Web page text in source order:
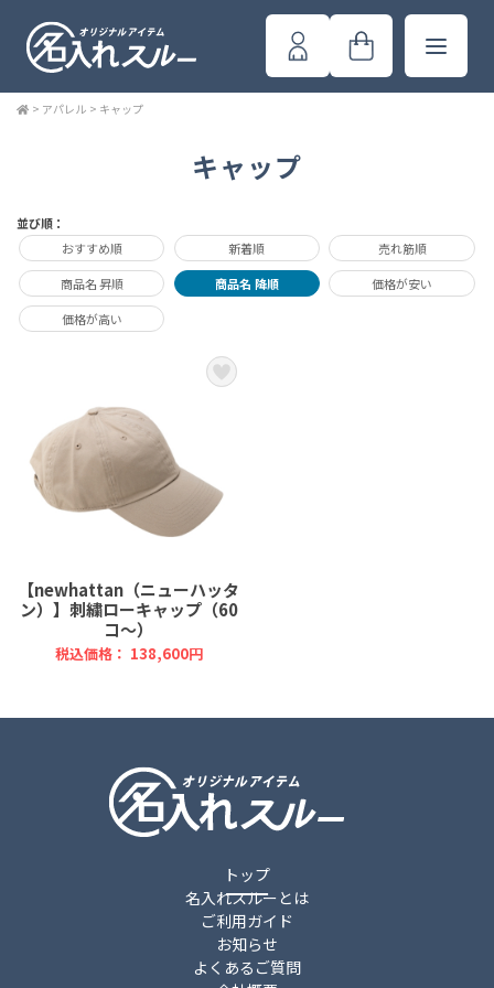
> アパレル > キャップ
キャップ
並び順：
おすすめ順
新着順 売れ筋順
商品名 昇順 商品名 降順 価格が安い
価格が高い
【newhattan（ニューハッタ
ン）】刺繍ローキャップ（60
コ～）
税込価格： 138,600円
トップ
名入れスルーとは
ご利用ガイド
お知らせ
よくあるご質問